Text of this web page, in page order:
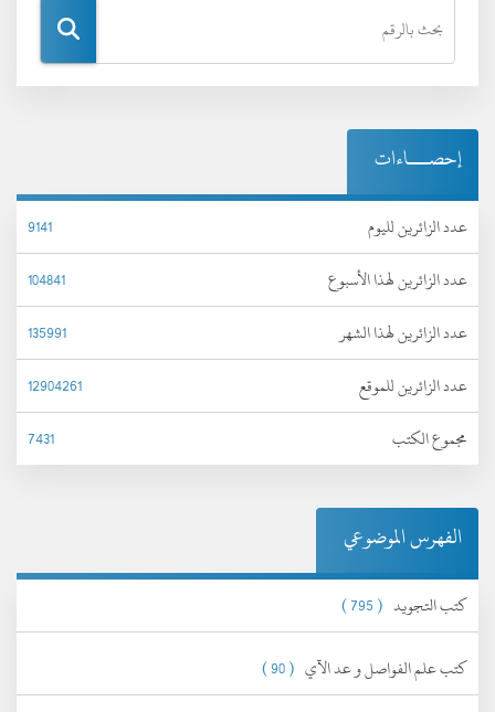
إحصـــاءات
عدد الزائرين لليوم
9141
عدد الزائرين لهذا الأسبوع
104841
عدد الزائرين لهذا الشهر
135991
عدد الزائرين للموقع
12904261
مجموع الكتب
7431
الفهرس الموضوعي
كتب التجويد ( 795 )
كتب علم الفواصل و عد الآي ( 90 )